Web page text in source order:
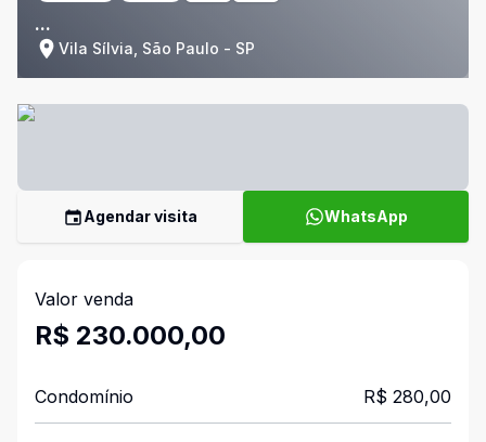
...
Vila Sílvia, São Paulo - SP
Agendar visita WhatsApp
Valor venda
R$ 230.000,00
Condomínio R$ 280,00